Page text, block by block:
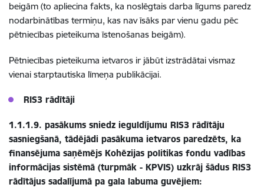
beigām (to apliecina fakts, ka noslēgtais darba līgums paredz
nodarbinātības termiņu, kas nav īsāks par vienu gadu pēc
pētniecības pieteikuma īstenošanas beigām).
Pētniecības pieteikuma ietvaros ir jābūt izstrādātai vismaz
vienai starptautiska līmeņa publikācijai.
RIS3 rādītāji
1.1.1.9. pasākums sniedz ieguldījumu RIS3 rādītāju
sasniegšanā, tādējādi pasākuma ietvaros paredzēts, ka
finansējuma saņēmējs Kohēzijas politikas fondu vadības
informācijas sistēmā (turpmāk - KPVIS) uzkrāj šādus RIS3
rādītājus sadalījumā pa gala labuma guvējiem: